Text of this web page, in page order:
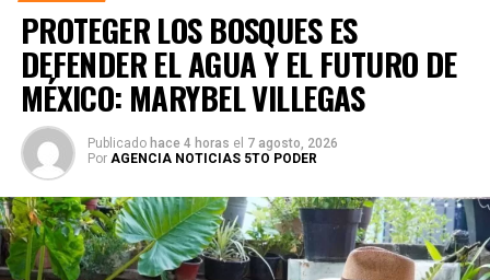
PROTEGER LOS BOSQUES ES
DEFENDER EL AGUA Y EL FUTURO DE
MÉXICO: MARYBEL VILLEGAS
Publicado hace 4 horas el 7 agosto, 2026
Por AGENCIA NOTICIAS 5TO PODER